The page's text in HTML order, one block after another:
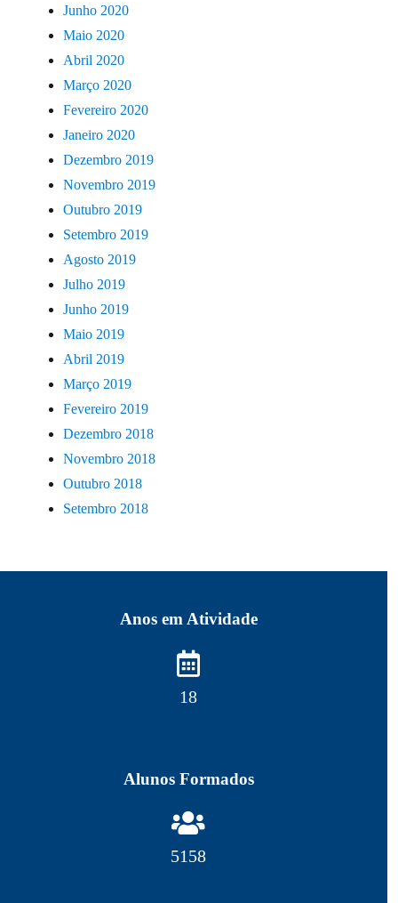
Junho 2020
Maio 2020
Abril 2020
Março 2020
Fevereiro 2020
Janeiro 2020
Dezembro 2019
Novembro 2019
Outubro 2019
Setembro 2019
Agosto 2019
Julho 2019
Junho 2019
Maio 2019
Abril 2019
Março 2019
Fevereiro 2019
Dezembro 2018
Novembro 2018
Outubro 2018
Setembro 2018
Anos em Atividade
18
Alunos Formados
5270